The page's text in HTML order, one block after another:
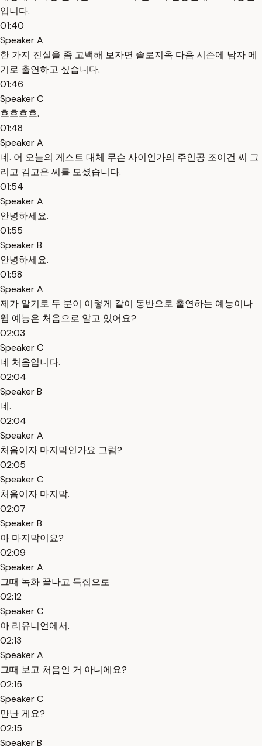
입니다.
01:40
Speaker A
한 가지 진실을 좀 고백해 보자면 솔로지옥 다음 시즌에 남자 메
기로 출연하고 싶습니다.
01:46
Speaker C
흐흐흐흐.
01:48
Speaker A
네. 어 오늘의 게스트 대체 무슨 사이인가의 주인공 조이건 씨 그
리고 김고은 씨를 모셨습니다.
01:54
Speaker A
안녕하세요.
01:55
Speaker B
안녕하세요.
01:58
Speaker A
제가 알기로 두 분이 이렇게 같이 동반으로 출연하는 예능이나
웹 예능은 처음으로 알고 있어요?
02:03
Speaker C
네 처음입니다.
02:04
Speaker B
네.
02:04
Speaker A
처음이자 마지막인가요 그럼?
02:05
Speaker C
처음이자 마지막.
02:07
Speaker B
아 마지막이요?
02:09
Speaker A
그때 녹화 끝나고 특집으로
02:12
Speaker C
아 리유니언에서.
02:13
Speaker A
그때 보고 처음인 거 아니에요?
02:15
Speaker C
만난 게요?
02:15
Speaker B